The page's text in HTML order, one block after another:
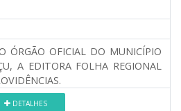
ÓRGÃO OFICIAL DO MUNICÍPIO
A EDITORA FOLHA REGIONAL
DETALHES